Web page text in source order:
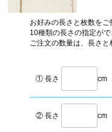
お好みの長さと枚数をご
10種類の長さの指定がで
ご注文の数量は、長さと
① 長さ cm
② 長さ cm